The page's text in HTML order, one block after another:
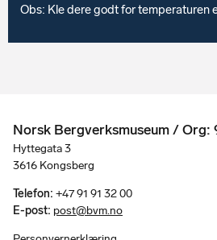
Obs: Kle dere godt for temperaturen
Norsk Bergverksmuseum / Org:
Hyttegata 3
3616 Kongsberg
Telefon: +47 91 91 32 00
E-post: post@bvm.no